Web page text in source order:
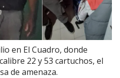
en El Cuadro, donde
22 y 53 cartuchos, el
de amenaza.